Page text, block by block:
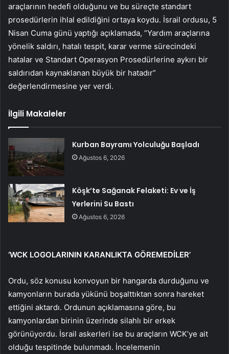
araçlarının hedefi olduğunu ve bu süreçte standart
prosedürlerin ihlal edildiğini ortaya koydu. İsrail ordusu, 5
Nisan Cuma günü yaptığı açıklamada, “Yardım araçlarına
yönelik saldırı, hatalı tespit, karar verme sürecindeki
hatalar ve Standart Operasyon Prosedürlerine aykırı bir
saldırıdan kaynaklanan büyük bir hatadır”
değerlendirmesine yer verdi.
İlgili Makaleler
Kurban Bayramı Yolculuğu Başladı
Ağustos 6, 2026
Köşk’te Sağanak Felaketi: Ev ve İş
Yerlerini Su Bastı
Ağustos 6, 2026
‘WCK LOGOLARININ KARANLIKTA GÖREMEDİLER’
Ordu, söz konusu konvoyun bir hangarda durduğunu ve
kamyonların burada yükünü boşalttıktan sonra hareket
ettiğini aktardı. Ordunun açıklamasına göre, bu
kamyonlardan birinin üzerinde silahlı bir erkek
görünüyordu. İsrail askerleri ise bu araçların WCK’ye ait
olduğu tespitinde bulunmadı. İncelemenin